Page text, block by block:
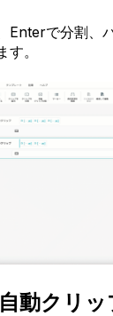
Enterで分割、
。
動クリッ